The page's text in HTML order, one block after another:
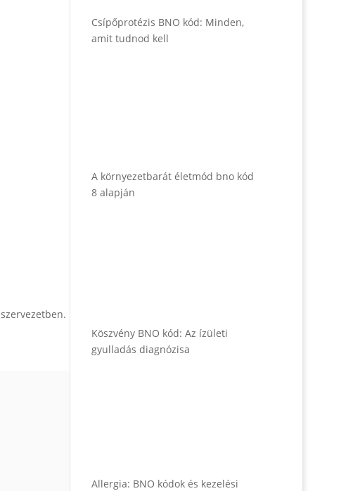
Csípőprotézis BNO kód: Minden,
amit tudnod kell
A környezetbarát életmód bno kód
8 alapján
Köszvény BNO kód: Az ízületi
gyulladás diagnózisa
Allergia: BNO kódok és kezelési